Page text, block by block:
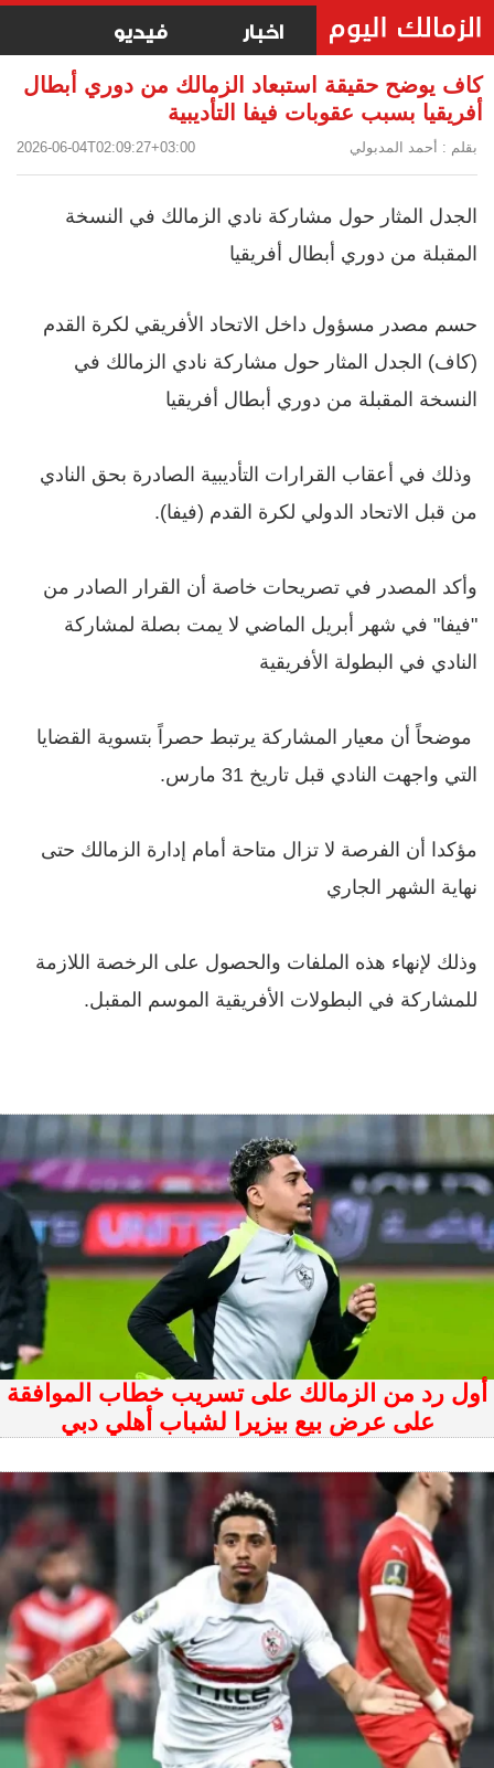
اخبار فيديو
كاف يوضح حقيقة استبعاد الزمالك من دوري أبطال
أفريقيا بسبب عقوبات فيفا التأديبية
بقلم : أحمد المدبولي 2026-06-04T02:09:27+03:00
الجدل المثار حول مشاركة نادي الزمالك في النسخة
المقبلة من دوري أبطال أفريقيا
حسم مصدر مسؤول داخل الاتحاد الأفريقي لكرة القدم
(كاف) الجدل المثار حول مشاركة نادي الزمالك في
النسخة المقبلة من دوري أبطال أفريقيا
وذلك في أعقاب القرارات التأديبية الصادرة بحق النادي
من قبل الاتحاد الدولي لكرة القدم (فيفا).
وأكد المصدر في تصريحات خاصة أن القرار الصادر من
"فيفا" في شهر أبريل الماضي لا يمت بصلة لمشاركة
النادي في البطولة الأفريقية
موضحاً أن معيار المشاركة يرتبط حصراً بتسوية القضايا
التي واجهت النادي قبل تاريخ 31 مارس.
مؤكدا أن الفرصة لا تزال متاحة أمام إدارة الزمالك حتى
نهاية الشهر الجاري
وذلك لإنهاء هذه الملفات والحصول على الرخصة اللازمة
للمشاركة في البطولات الأفريقية الموسم المقبل.
أول رد من الزمالك على تسريب خطاب الموافقة
على عرض بيع بيزيرا لشباب أهلي دبي